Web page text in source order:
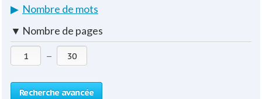
▶ Nombre de mots
▼ Nombre de pages
—
Recherche avancée